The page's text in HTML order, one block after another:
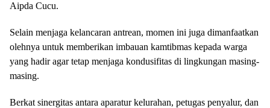
Aipda Cucu.
​Selain menjaga kelancaran antrean, momen ini juga dimanfaatkan
olehnya untuk memberikan imbauan kamtibmas kepada warga
yang hadir agar tetap menjaga kondusifitas di lingkungan masing-
masing.
​Berkat sinergitas antara aparatur kelurahan, petugas penyalur, dan